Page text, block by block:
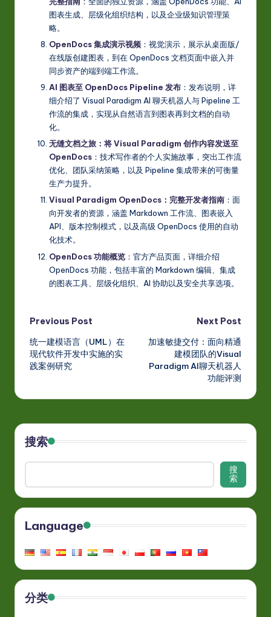
图表生成、层级化组织结构，以及企业级知识管理策
略。
OpenDocs 集成演示视频 ：视觉演示，展示从桌面版/
在线版创建图表，到在 OpenDocs 文档页面中嵌入并
同步资产的端到端工作流。
AI 图表至 OpenDocs Pipeline 发布 ：发布说明，详
细介绍了 Visual Paradigm AI 聊天机器人与 Pipeline 工
作流的集成，实现从自然语言到图表再到文档的自动
化。
无缝文档之旅：将 Visual Paradigm 创作内容发送至
OpenDocs ：技术写作者的个人实施故事，突出工作流
优化、团队采纳策略，以及 Pipeline 集成带来的可衡量
生产力提升。
Visual Paradigm OpenDocs：完整开发者指南 ：面
向开发者的资源，涵盖 Markdown 工作流、图表嵌入
API、版本控制模式，以及高级 OpenDocs 使用的自动
化技术。
OpenDocs 功能概览 ：官方产品页面，详细介绍
OpenDocs 功能，包括丰富的 Markdown 编辑、集成
的图表工具、层级化组织、AI 协助以及安全共享选项。
Post
navigation
Previous Post
统一建模语言（UML）在
现代软件开发中实施的实
践案例研究
Next Post
加速敏捷交付：面向精通
建模团队的Visual
Paradigm AI聊天机器人
功能评测
搜索
搜
索
Language
分类